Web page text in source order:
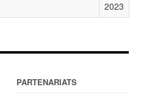
2023
PARTENARIATS